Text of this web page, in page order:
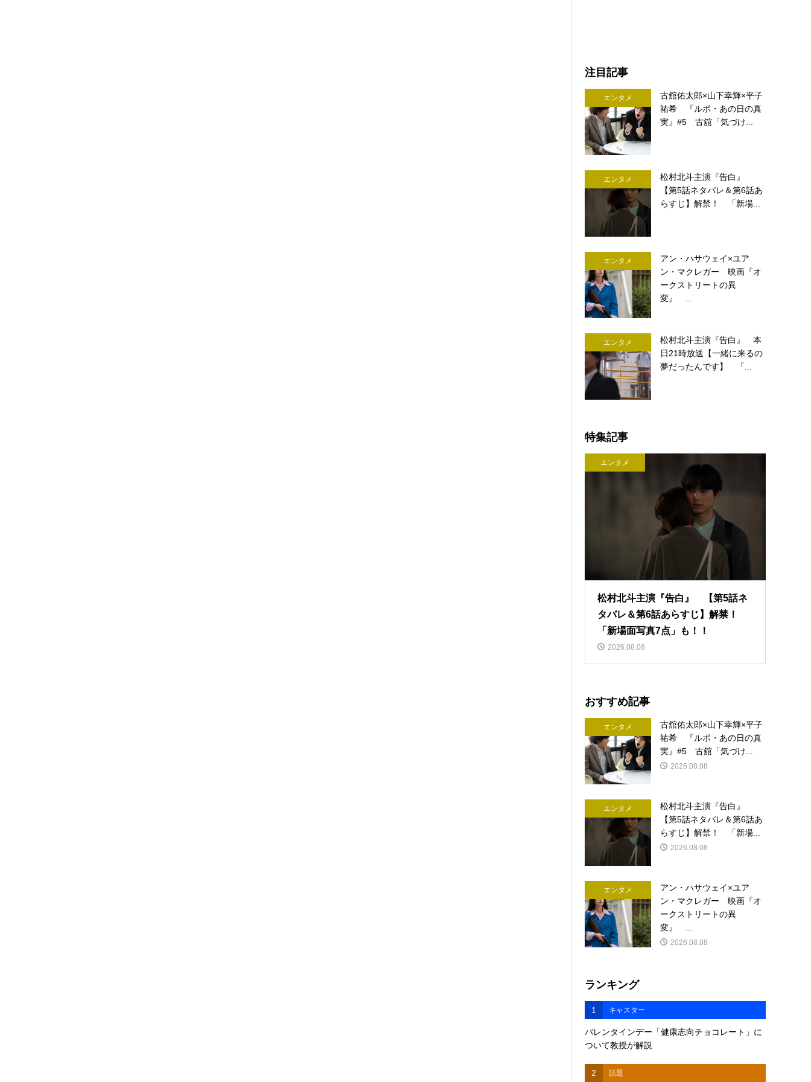
注目記事
エンタメ
古舘佑太郎×山下幸輝×平子
祐希 『ルポ・あの日の真
実』#5 古舘「気づけ...
エンタメ
松村北斗主演『告白』
【第5話ネタバレ＆第6話あ
らすじ】解禁！ 「新場...
エンタメ
アン・ハサウェイ×ユア
ン・マクレガー 映画『オ
ークストリートの異
変』 ...
エンタメ
松村北斗主演『告白』 本
日21時放送【一緒に来るの
夢だったんです】 「...
特集記事
エンタメ
松村北斗主演『告白』 【第5話ネ
タバレ＆第6話あらすじ】解禁！
「新場面写真7点」も！！
2026.08.08
おすすめ記事
エンタメ
古舘佑太郎×山下幸輝×平子
祐希 『ルポ・あの日の真
実』#5 古舘「気づけ...
2026.08.08
エンタメ
松村北斗主演『告白』
【第5話ネタバレ＆第6話あ
らすじ】解禁！ 「新場...
2026.08.08
エンタメ
アン・ハサウェイ×ユア
ン・マクレガー 映画『オ
ークストリートの異
変』 ...
2026.08.08
ランキング
1 キャスター
バレンタインデー「健康志向チョコレート」に
ついて教授が解説
2 話題